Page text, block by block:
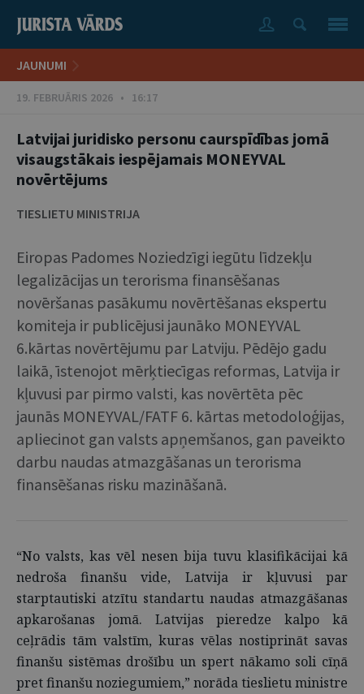
JAUNUMI
19. FEBRUĀRIS 2026 • 16:17
Latvijai juridisko personu caurspīdības jomā
visaugstākais iespējamais MONEYVAL
novērtējums
TIESLIETU MINISTRIJA
Eiropas Padomes Noziedzīgi iegūtu līdzekļu
legalizācijas un terorisma finansēšanas
novēršanas pasākumu novērtēšanas ekspertu
komiteja ir publicējusi jaunāko MONEYVAL
6.kārtas novērtējumu par Latviju. Pēdējo gadu
laikā, īstenojot mērķtiecīgas reformas, Latvija ir
kļuvusi par pirmo valsti, kas novērtēta pēc
jaunās MONEYVAL/FATF 6. kārtas metodoloģijas,
apliecinot gan valsts apņemšanos, gan paveikto
darbu naudas atmazgāšanas un terorisma
finansēšanas risku mazināšanā.
“No valsts, kas vēl nesen bija tuvu klasifikācijai kā
nedroša finanšu vide, Latvija ir kļuvusi par
starptautiski atzītu standartu naudas atmazgāšanas
apkarošanas jomā. Latvijas pieredze kalpo kā
ceļrādis tām valstīm, kuras vēlas nostiprināt savas
finanšu sistēmas drošību un spert nākamo soli cīņā
pret finanšu noziegumiem,” norāda tieslietu ministre